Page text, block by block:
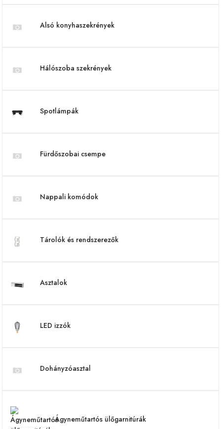
Alsó konyhaszekrények
Hálószoba szekrények
Spotlámpák
Fürdőszobai csempe
Nappali komódok
Tárolók és rendszerezők
Asztalok
LED izzók
Dohányzóasztal
Ágyneműtartós ülőgarnitúrák